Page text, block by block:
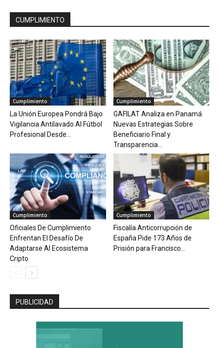
CUMPLIMIENTO
Cumplimiento
La Unión Europea Pondrá Bajo
Vigilancia Antilavado Al Fútbol
Profesional Desde...
Cumplimiento
GAFILAT Analiza en Panamá
Nuevas Estrategias Sobre
Beneficiario Final y
Transparencia...
Cumplimiento
Oficiales De Cumplimiento
Enfrentan El Desafío De
Adaptarse Al Ecosistema
Cripto
Cumplimiento
Fiscalía Anticorrupción de
España Pide 173 Años de
Prisión para Francisco...
PUBLICIDAD